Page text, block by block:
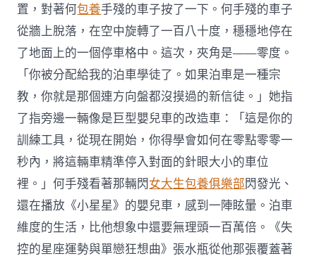
置，對著何包養手殘的車子按了一下。何手殘的車子
從牆上脫落，在空中旋轉了一百八十度，穩穩地停在
了地面上的一個停車格中。這次，夾角是——零度。
「你被分配給我的泊車學徒了。如果泊車是一種宗
教，你就是那個連方向盤都沒摸過的新信徒。」她指
了指旁邊一輛像是巨型嬰兒車的改造車：「這是你的
訓練工具，從現在開始，你得學會如何在零點零零一
秒內，將這輛車精準停入對面的針眼大小的車位
裡。」何手殘看著那輛閃女大生包養俱樂部閃發光、
還在播放《小星星》的嬰兒車，感到一陣眩暈。泊車
維度的生活，比他想象中還要無理頭一百萬倍。《失
控的星座運勢與單戀狂想曲》張水瓶從他那張覆蓋著